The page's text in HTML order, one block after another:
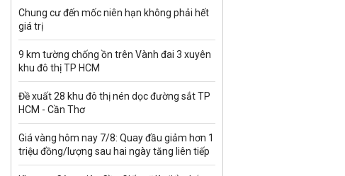
Chung cư đến mốc niên hạn không phải hết
giá trị
9 km tường chống ồn trên Vành đai 3 xuyên
khu đô thị TP HCM
Đề xuất 28 khu đô thị nén dọc đường sắt TP
HCM - Cần Thơ
Giá vàng hôm nay 7/8: Quay đầu giảm hơn 1
triệu đồng/lượng sau hai ngày tăng liên tiếp